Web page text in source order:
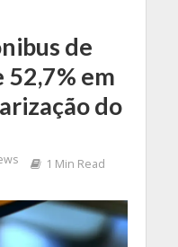
de
52,7% em
do
1 Min Read